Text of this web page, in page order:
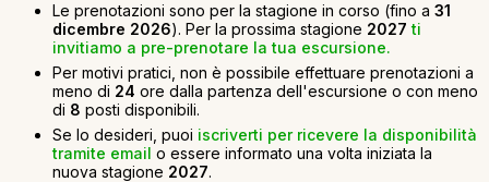
Le prenotazioni sono per la stagione in corso (fino a 31
dicembre 2026). Per la prossima stagione 2027 ti
invitiamo a pre-prenotare la tua escursione.
Per motivi pratici, non è possibile effettuare prenotazioni a
meno di 24 ore dalla partenza dell'escursione o con meno
di 8 posti disponibili.
Se lo desideri, puoi iscriverti per ricevere la disponibilità
tramite email o essere informato una volta iniziata la
nuova stagione 2027.